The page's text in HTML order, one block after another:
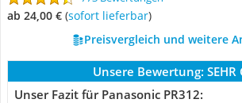
ab 24,00 € ( Sofort lieferbar)
Preisvergleich und weitere
Unsere Bewertung: SEHR
Unser Fazit für Panasonic PR312: